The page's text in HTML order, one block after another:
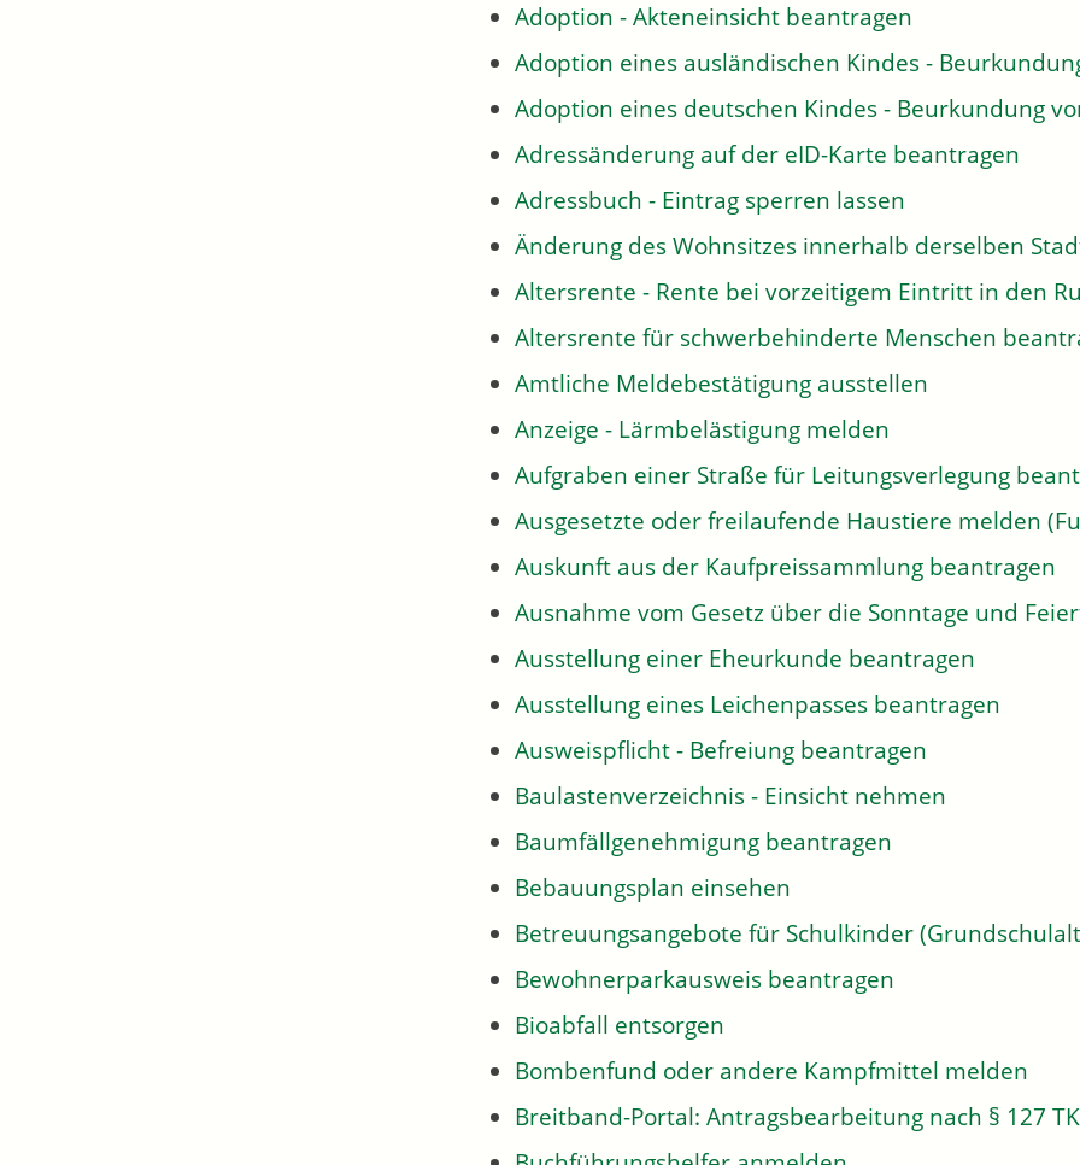
Adoption - Akteneinsicht beantragen
Adoption eines ausländischen Kindes -
Adoption eines deutschen Kindes - Beurkundung
Adressänderung auf der eID-Karte beantragen
Adressbuch - Eintrag sperren lassen
Änderung des Wohnsitzes innerhalb derselben
Altersrente - Rente bei vorzeitigem Eintritt in den
Altersrente für schwerbehinderte Menschen
Amtliche Meldebestätigung ausstellen
Anzeige - Lärmbelästigung melden
Aufgraben einer Straße für Leitungsverlegung
Ausgesetzte oder freilaufende Haustiere melden
Auskunft aus der Kaufpreissammlung beantragen
Ausnahme vom Gesetz über die Sonntage und
Ausstellung einer Eheurkunde beantragen
Ausstellung eines Leichenpasses beantragen
Ausweispflicht - Befreiung beantragen
Baulastenverzeichnis - Einsicht nehmen
Baumfällgenehmigung beantragen
Bebauungsplan einsehen
Betreuungsangebote für Schulkinder
Bewohnerparkausweis beantragen
Bioabfall entsorgen
Bombenfund oder andere Kampfmittel melden
Breitband-Portal: Antragsbearbeitung nach § 127